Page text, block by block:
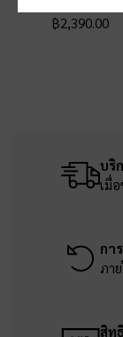
฿2,390.00
บริ
เมื่
กา
ภา
สิท